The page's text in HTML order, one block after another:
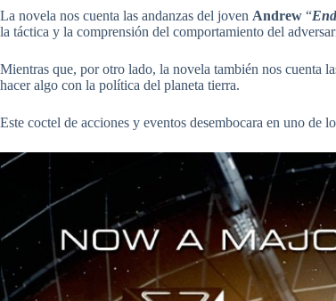
La novela nos cuenta las andanzas del joven Andrew “
la táctica y la comprensión del comportamiento del
Mientras que, por otro lado, la novela también nos cuenta
hacer algo con la política del planeta tierra.
Este coctel de acciones y eventos desembocara en uno de